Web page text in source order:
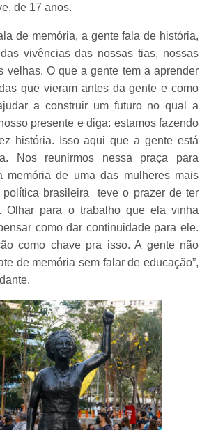
de 17 anos.
de memória, a gente fala de história,
vivências das nossas tias, nossas
velhas. O que a gente tem a aprender
que vieram antes da gente e como
a construir um futuro no qual a
presente e diga: estamos fazendo
história. Isso aqui que a gente está
Nos reunirmos nessa praça para
memória de uma das mulheres mais
política brasileira teve o prazer de ter
Olhar para o trabalho que ela vinha
como dar continuidade para ele.
como chave pra isso. A gente não
de memória sem falar de educação”,